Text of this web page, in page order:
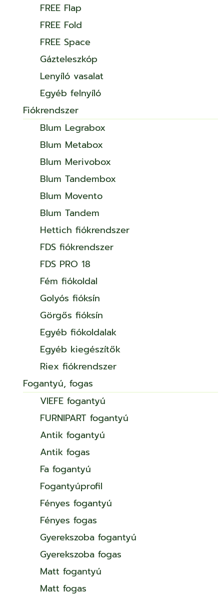
FREE Flap
FREE Fold
FREE Space
Gázteleszkóp
Lenyíló vasalat
Egyéb felnyíló
Fiókrendszer
Blum Legrabox
Blum Metabox
Blum Merivobox
Blum Tandembox
Blum Movento
Blum Tandem
Hettich fiókrendszer
FDS fiókrendszer
FDS PRO 18
Fém fiókoldal
Golyós fióksín
Görgős fióksín
Egyéb fiókoldalak
Egyéb kiegészítők
Riex fiókrendszer
Fogantyú, fogas
VIEFE fogantyú
FURNIPART fogantyú
Antik fogantyú
Antik fogas
Fa fogantyú
Fogantyúprofil
Fényes fogantyú
Fényes fogas
Gyerekszoba fogantyú
Gyerekszoba fogas
Matt fogantyú
Matt fogas